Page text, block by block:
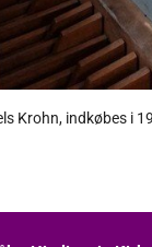
Krohn, indkøbes i